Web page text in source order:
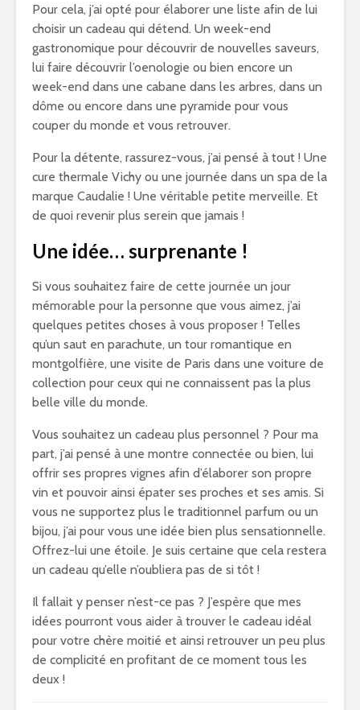
Pour cela, j’ai opté pour élaborer une liste afin de lui
choisir un cadeau qui détend. Un week-end
gastronomique pour découvrir de nouvelles saveurs,
lui faire découvrir l’oenologie ou bien encore un
week-end dans une cabane dans les arbres, dans un
dôme ou encore dans une pyramide pour vous
couper du monde et vous retrouver.
Pour la détente, rassurez-vous, j’ai pensé à tout ! Une
cure thermale Vichy ou une journée dans un spa de la
marque Caudalie ! Une véritable petite merveille. Et
de quoi revenir plus serein que jamais !
Une idée… surprenante !
Si vous souhaitez faire de cette journée un jour
mémorable pour la personne que vous aimez, j’ai
quelques petites choses à vous proposer ! Telles
qu’un saut en parachute, un tour romantique en
montgolfière, une visite de Paris dans une voiture de
collection pour ceux qui ne connaissent pas la plus
belle ville du monde.
Vous souhaitez un cadeau plus personnel ? Pour ma
part, j’ai pensé à une montre connectée ou bien, lui
offrir ses propres vignes afin d’élaborer son propre
vin et pouvoir ainsi épater ses proches et ses amis. Si
vous ne supportez plus le traditionnel parfum ou un
bijou, j’ai pour vous une idée bien plus sensationnelle.
Offrez-lui une étoile. Je suis certaine que cela restera
un cadeau qu’elle n’oubliera pas de si tôt !
Il fallait y penser n’est-ce pas ? J’espère que mes
idées pourront vous aider à trouver le cadeau idéal
pour votre chère moitié et ainsi retrouver un peu plus
de complicité en profitant de ce moment tous les
deux !